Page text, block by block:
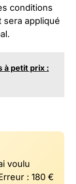
conditions
sera appliqué
à petit prix :
voulu
: 180 €